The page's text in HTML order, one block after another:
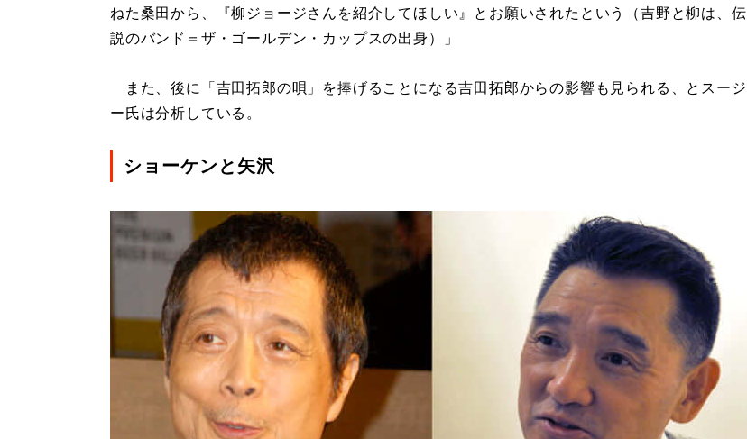
ねた桑田から、『柳ジョージさんを紹介してほしい』とお願いされたという（吉野と柳は、伝
説のバンド＝ザ・ゴールデン・カップスの出身）」
また、後に「吉田拓郎の唄」を捧げることになる吉田拓郎からの影響も見られる、とスージ
ー氏は分析している。
ショーケンと矢沢